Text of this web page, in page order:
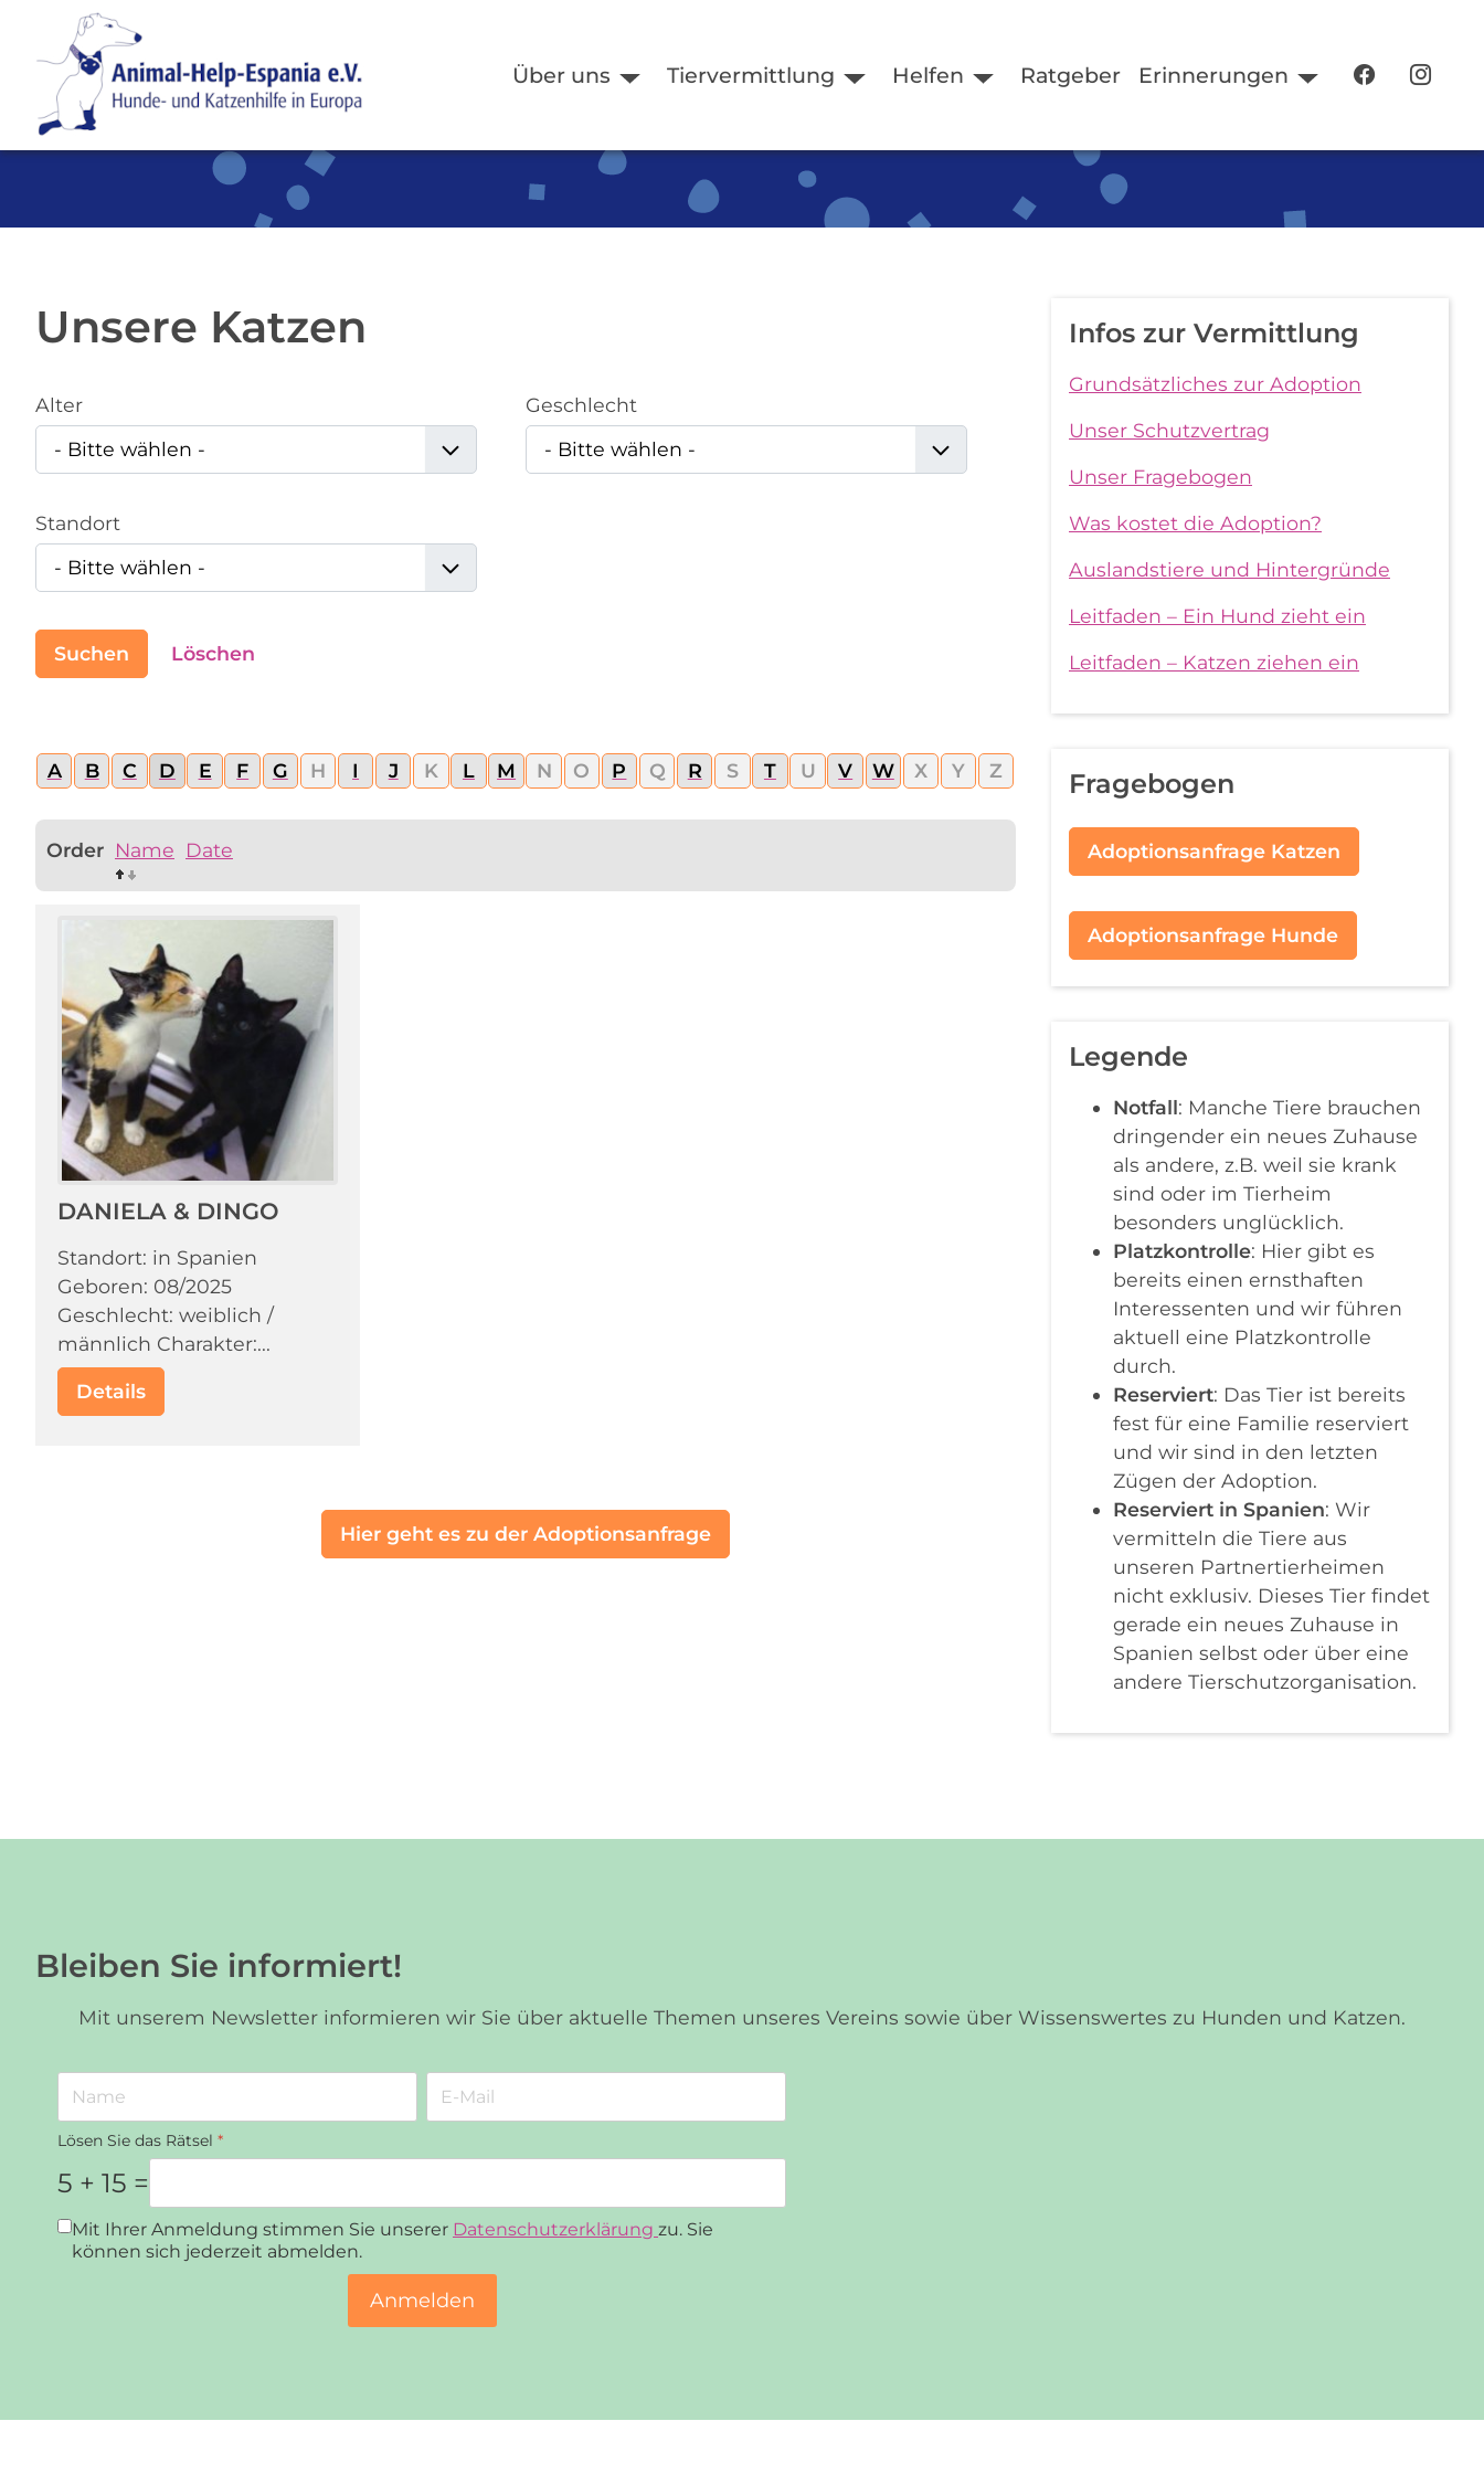
SKIP TO MAIN CONTENT
Über uns Tiervermittlung Helfen Ratgeber Erinnerungen
Unsere Katzen
Alter Geschlecht
Standort
Suchen Löschen
A B C D E F G H I J K L M N O P Q R S T U V W X Y Z
Order Name Date
DANIELA & DINGO
Standort: in Spanien
Geboren: 08/2025
Geschlecht: weiblich /
männlich Charakter:...
Details
Hier geht es zu der Adoptionsanfrage
Infos zur Vermittlung
Grundsätzliches zur Adoption
Unser Schutzvertrag
Unser Fragebogen
Was kostet die Adoption?
Auslandstiere und Hintergründe
Leitfaden – Ein Hund zieht ein
Leitfaden – Katzen ziehen ein
Fragebogen
Adoptionsanfrage Katzen
Adoptionsanfrage Hunde
Legende
Notfall: Manche Tiere brauchen
dringender ein neues Zuhause
als andere, z.B. weil sie krank
sind oder im Tierheim
besonders unglücklich.
Platzkontrolle: Hier gibt es
bereits einen ernsthaften
Interessenten und wir führen
aktuell eine Platzkontrolle
durch.
Reserviert: Das Tier ist bereits
fest für eine Familie reserviert
und wir sind in den letzten
Zügen der Adoption.
Reserviert in Spanien: Wir
vermitteln die Tiere aus
unseren Partnertierheimen
nicht exklusiv. Dieses Tier findet
gerade ein neues Zuhause in
Spanien selbst oder über eine
andere Tierschutzorganisation.
Bleiben Sie informiert!
Mit unserem Newsletter informieren wir Sie über aktuelle Themen unseres Vereins sowie über Wissenswertes zu Hunden und Katzen.
Lösen Sie das Rätsel *
5 + 15 =
Datenschutz*
Mit Ihrer Anmeldung stimmen Sie unserer Datenschutzerklärung zu. Sie
können sich jederzeit abmelden.
Anmelden